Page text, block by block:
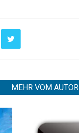
MEHR VOM AUTOR